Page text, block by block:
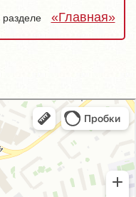
разделе «Главная»